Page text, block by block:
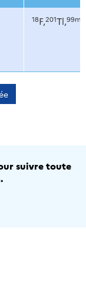
18F,201Tl,99m
suivre toute